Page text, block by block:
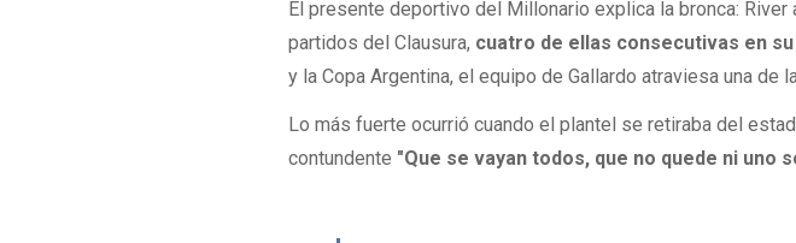
El presente deportivo del Millonario explica la bronca:
partidos del Clausura, cuatro de ellas consecutivas en
y la Copa Argentina, el equipo de Gallardo atraviesa una
Lo más fuerte ocurrió cuando el plantel se retiraba del
contundente "Que se vayan todos, que no quede ni uno